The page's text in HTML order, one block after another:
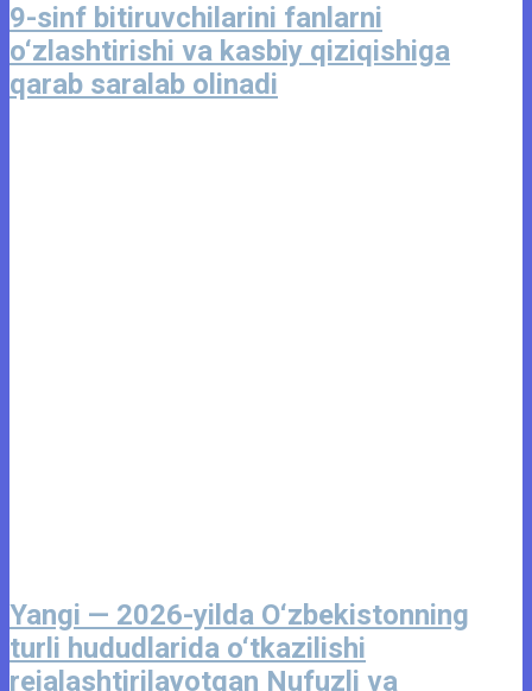
9-sinf bitiruvchilarini fanlarni
o‘zlashtirishi va kasbiy qiziqishiga
qarab saralab olinadi
Yangi — 2026-yilda O‘zbekistonning
turli hududlarida o‘tkazilishi
rejalashtirilayotgan Nufuzli va